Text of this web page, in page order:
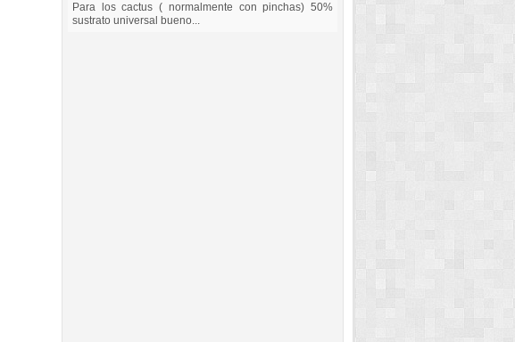
Para los cactus ( normalmente con pinchas) 50%
sustrato universal bueno...